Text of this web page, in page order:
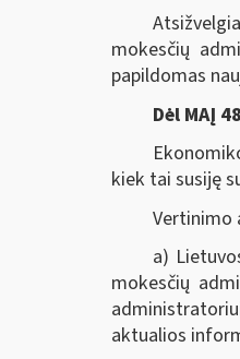
mokesčių
papildomas
Dėl MAĮ
kiek tai susiję
Vertinimo
a)
mokesčių
aktualios